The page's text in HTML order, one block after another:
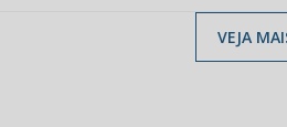
VEJA